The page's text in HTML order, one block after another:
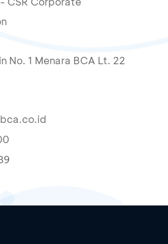
No. 1 Menara BCA Lt. 22